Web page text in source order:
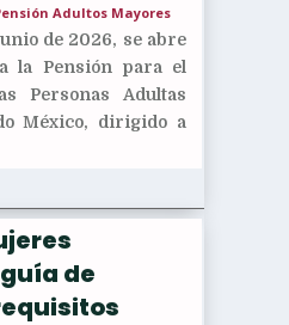
Adultos Mayores
de 2026, se abre
la Pensión para el
Personas Adultas
México, dirigido a
de